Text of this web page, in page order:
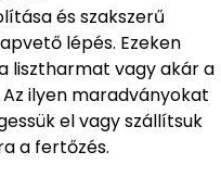
és szakszerű
lépés. Ezeken
lisztharmat vagy akár a
ilyen maradványokat
el vagy szállítsuk
a fertőzés.